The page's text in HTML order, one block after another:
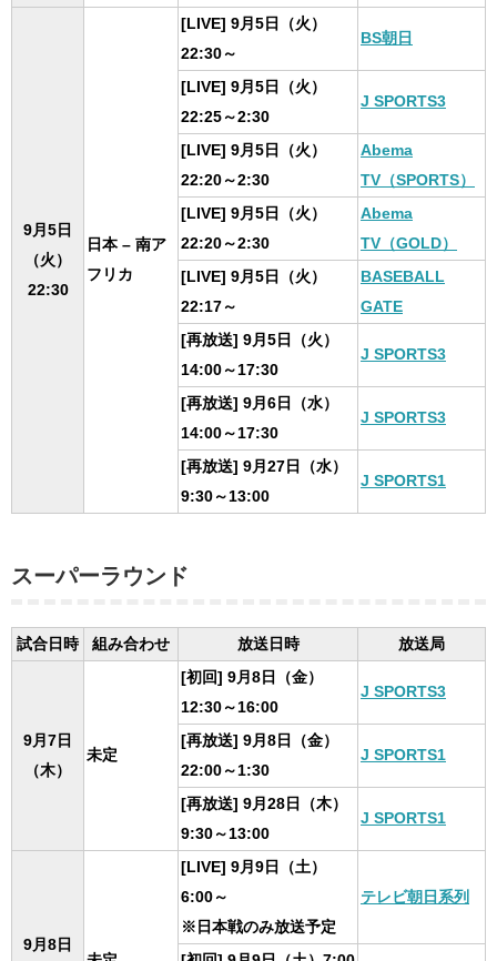
9月5日
（火）
22:30
日本 – 南ア
フリカ
[LIVE] 9月5日（火）
22:30～
BS朝日
[LIVE] 9月5日（火）
22:25～2:30
J SPORTS3
[LIVE] 9月5日（火）
22:20～2:30
Abema
TV（SPORTS）
[LIVE] 9月5日（火）
22:20～2:30
Abema
TV（GOLD）
[LIVE] 9月5日（火）
22:17～
BASEBALL
GATE
[再放送] 9月5日（火）
14:00～17:30
J SPORTS3
[再放送] 9月6日（水）
14:00～17:30
J SPORTS3
[再放送] 9月27日（水）
9:30～13:00
J SPORTS1
スーパーラウンド
試合日時 組み合わせ 放送日時 放送局
9月7日
（木）
未定
[初回] 9月8日（金）
12:30～16:00
J SPORTS3
[再放送] 9月8日（金）
22:00～1:30
J SPORTS1
[再放送] 9月28日（木）
9:30～13:00
J SPORTS1
9月8日
[LIVE] 9月9日（土）
6:00～
※日本戦のみ放送予定
テレビ朝日系列